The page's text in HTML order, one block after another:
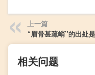
上一篇
“眉骨甚疏峭”的出处
相关问题